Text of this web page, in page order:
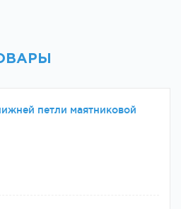
петли маятниковой